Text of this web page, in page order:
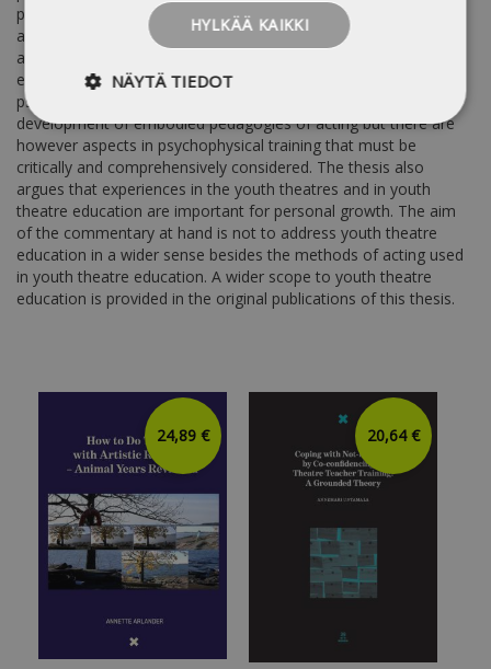
pedagogies of acting provide such an alternative. This thesis
also stresses the importance of delineating workable and
applicable terminology for training acting, both in youth theatre
education and professional actor training. The traditions of
psychophysical actor training provide a basis for the
development of embodied pedagogies of acting but there are
however aspects in psychophysical training that must be
critically and comprehensively considered. The thesis also
argues that experiences in the youth theatres and in youth
theatre education are important for personal growth. The aim
of the commentary at hand is not to address youth theatre
education in a wider sense besides the methods of acting used
in youth theatre education. A wider scope to youth theatre
education is provided in the original publications of this thesis.
24,89 € 20,64 €
HYLKÄÄ KAIKKI
NÄYTÄ TIEDOT